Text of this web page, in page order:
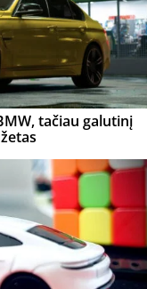
tačiau galutinį